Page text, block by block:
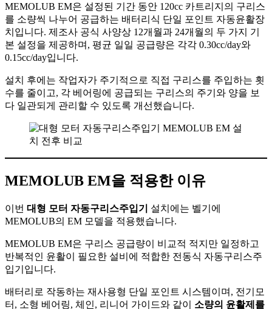
MEMOLUB EM은 설정된 기간 동안 120cc 카트리지의 구리스
를 소량씩 나누어 공급하는 배터리식 단일 포인트 자동윤활장
치입니다. 제조사 공식 사양상 12개월과 24개월의 두 가지 기
본 설정을 제공하며, 평균 일일 공급량은 각각 0.30cc/day와
0.15cc/day입니다.
설치 후에는 작업자가 주기적으로 직접 구리스를 주입하는 횟
수를 줄이고, 각 베어링에 공급되는 구리스의 주기와 양을 보
다 일관되게 관리할 수 있도록 개선했습니다.
MEMOLUB EM을 적용한 이유
이번 대형 모터 자동구리스주입기
설치에는 벨기에
MEMOLUB의 EM 모델을 적용했습니다.
MEMOLUB EM은 구리스 공급량이 비교적 적지만 일정하고
반복적인 윤활이 필요한 설비에 적합한 전동식 자동구리스주
입기입니다.
배터리로 작동하는 재사용형 단일 포인트 시스템이며, 전기모
터, 소형 베어링, 체인, 리니어 가이드와 같이 소량의 윤활제를